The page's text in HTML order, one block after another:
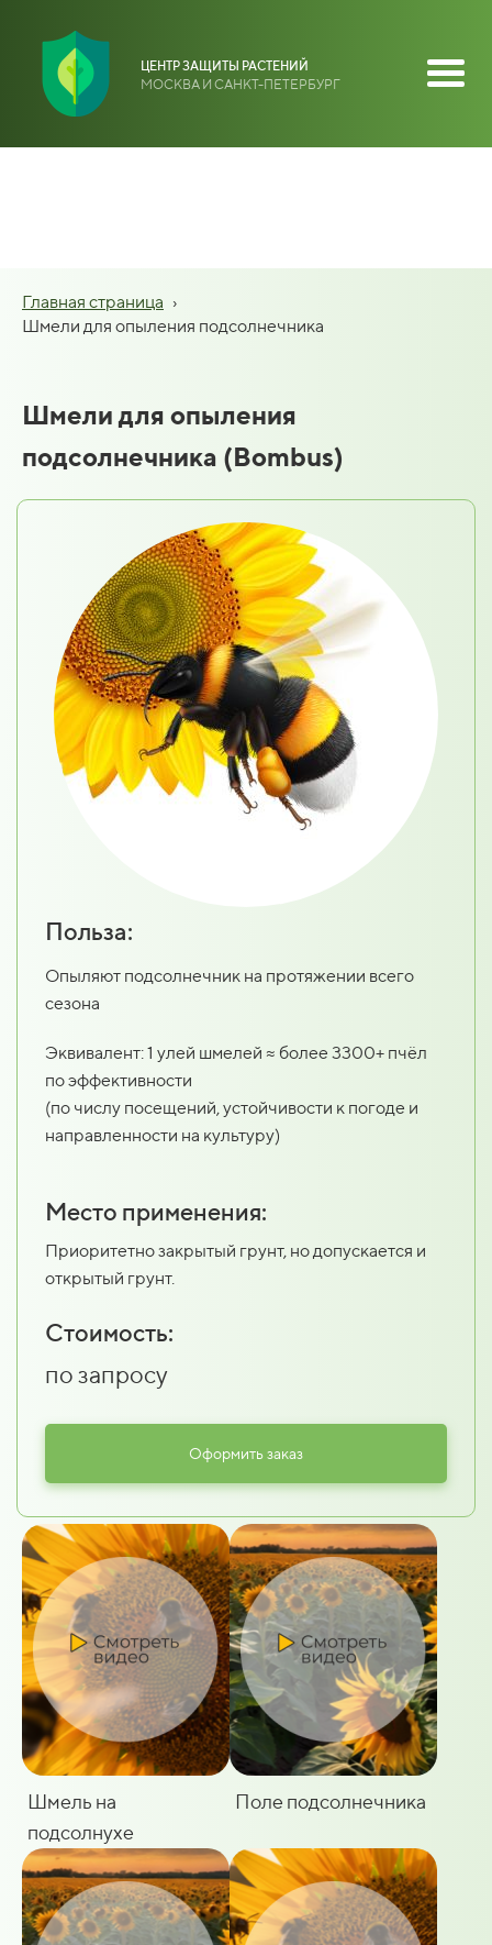
ЦЕНТР ЗАЩИТЫ РАСТЕНИЙ
МОСКВА И САНКТ-ПЕТЕРБУРГ
Главная страница ›
Шмели для опыления подсолнечника
Шмели для опыления
подсолнечника (Bombus)
Польза:
Опыляют подсолнечник на протяжении всего
сезона
Эквивалент: 1 улей шмелей ≈ более 3300+ пчёл
по эффективности
(по числу посещений, устойчивости к погоде и
направленности на культуру)
Место применения:
Приоритетно закрытый грунт, но допускается и
открытый грунт.
Стоимость:
по запросу
Оформить заказ
Шмель на
подсолнухе
Поле подсолнечника